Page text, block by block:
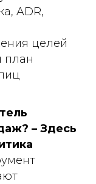
ADR,
целей
план
– Здесь